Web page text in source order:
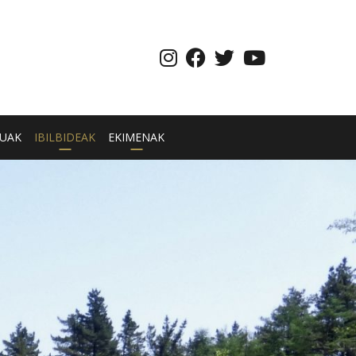
IBILBIDEAK EKIMENAK